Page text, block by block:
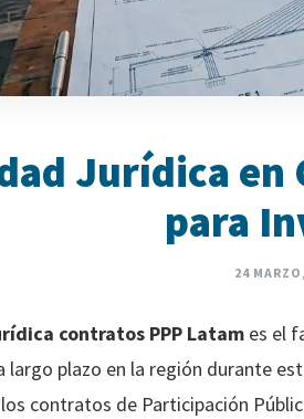
Jurídica en
para
24
contratos PPP Latam es el
plazo en la región durante
contratos de Participación